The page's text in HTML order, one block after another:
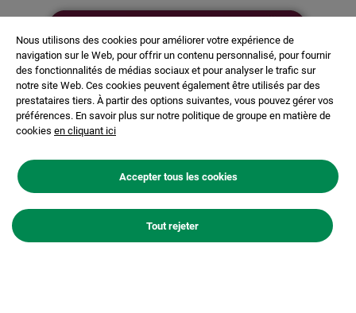
Image
Nous utilisons des cookies pour améliorer votre expérience de
navigation sur le Web, pour offrir un contenu personnalisé, pour fournir
des fonctionnalités de médias sociaux et pour analyser le trafic sur
notre site Web. Ces cookies peuvent également être utilisés par des
prestataires tiers. À partir des options suivantes, vous pouvez gérer vos
préférences. En savoir plus sur notre politique de groupe en matière de
cookies en cliquant ici
Accepter tous les cookies
Tout rejeter